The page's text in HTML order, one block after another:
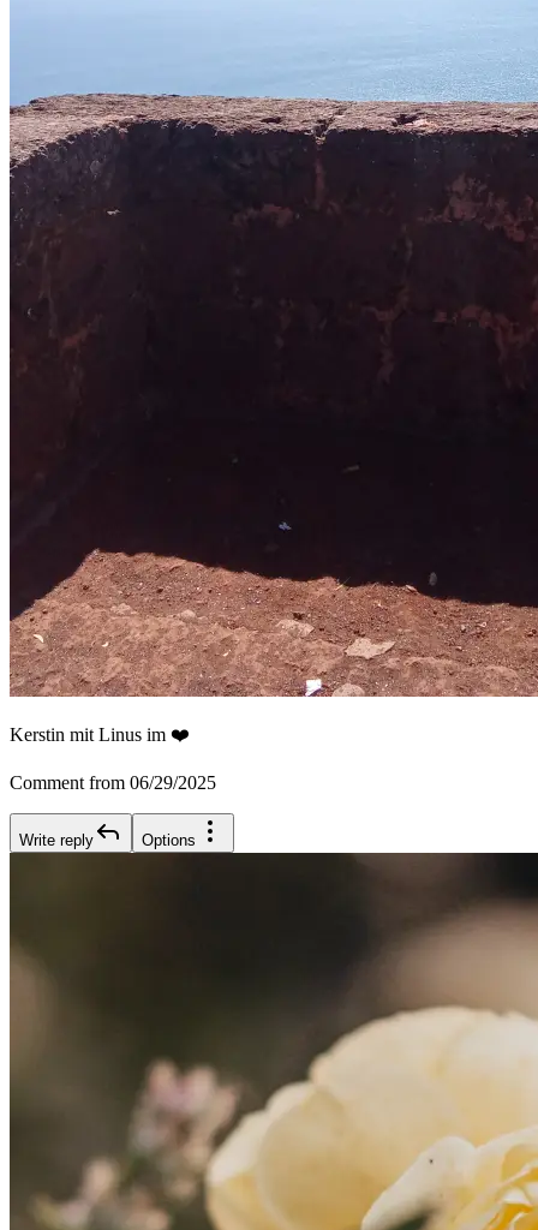
Kerstin mit Linus im ❤️
Comment from 06/29/2025
Write reply Options